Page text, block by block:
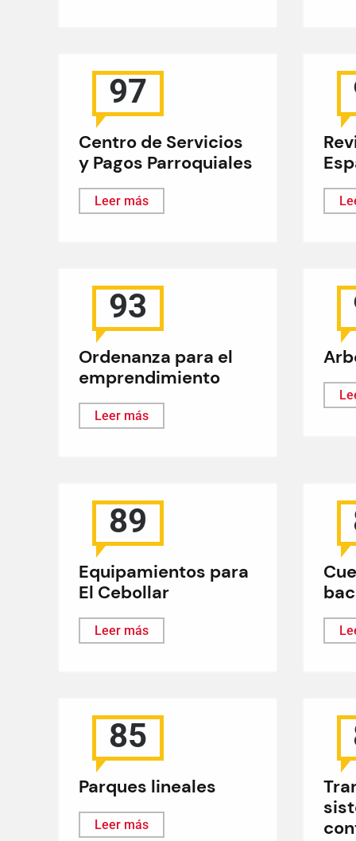
97
Centro de Servicios
y Pagos Parroquiales
Leer más
93
Ordenanza para el
emprendimiento
Leer más
89
Equipamientos para
El Cebollar
Leer más
85
Parques lineales
Leer más